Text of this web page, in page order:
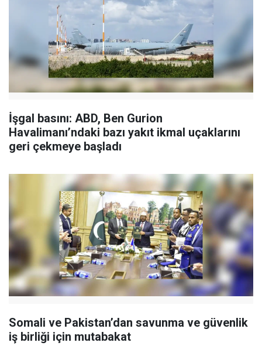
İşgal basını: ABD, Ben Gurion
Havalimanı’ndaki bazı yakıt ikmal uçaklarını
geri çekmeye başladı
Somali ve Pakistan’dan savunma ve güvenlik
iş birliği için mutabakat